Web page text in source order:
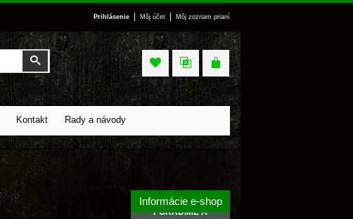
Prihlásenie Môj účet Môj zoznam prianí
Vyhľadať
Kontakt Rady a návody
Informácie e-shop
PORADÍME A